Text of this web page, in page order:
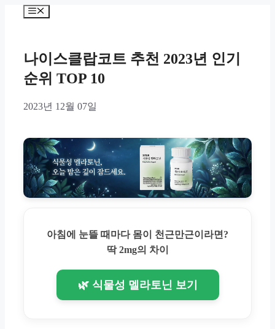
Menu
나이스클랍코트 추천 2023년 인기
순위 TOP 10
2023년 12월 07일
아침에 눈뜰 때마다 몸이 천근만근이라면?
딱 2mg의 차이
🌿 식물성 멜라토닌 보기